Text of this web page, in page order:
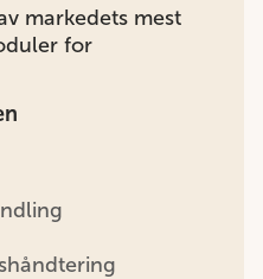
markedets mest
for